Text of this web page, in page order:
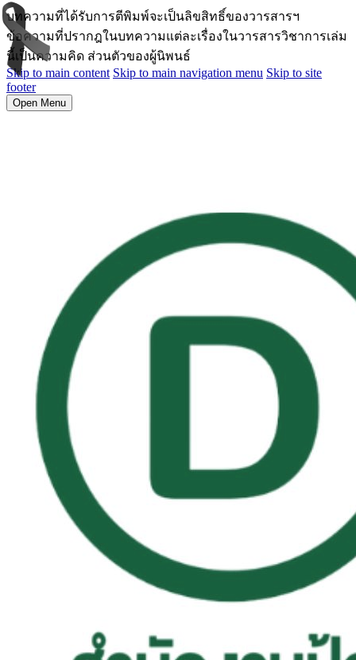
บทความที่ได้รับการตีพิมพ์จะเป็นลิขสิทธิ์ของวารสารฯ
ข้อความที่ปรากฎในบทความแต่ละเรื่องในวารสารวิชาการเล่ม
นี้เป็นความคิด ส่วนตัวของผู้นิพนธ์
Skip to main content Skip to main navigation menu Skip to site
footer
Open Menu